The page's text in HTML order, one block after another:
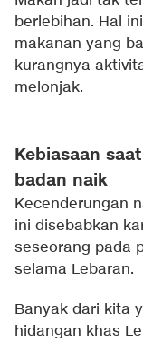
berlebihan. Hal
makanan yang
kurangnya
melonjak.
Kebiasaan
badan naik
Kecenderungan
ini disebabkan
seseorang pada
selama Lebaran.
Banyak dari kita
hidangan khas